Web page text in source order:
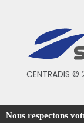
CENTRADIS ©
Conditions
Nous respectons